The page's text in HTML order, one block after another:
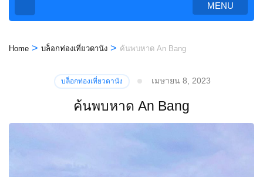
MENU
Home > บล็อกท่องเที่ยวดานัง > ค้นพบหาด An Bang
บล็อกท่องเที่ยวดานัง เมษายน 8, 2023
ค้นพบหาด An Bang